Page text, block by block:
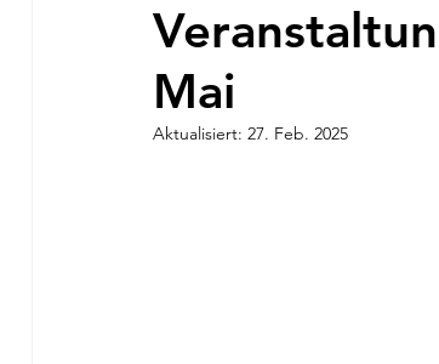
Mai
Aktualisiert: 27. Feb. 2025